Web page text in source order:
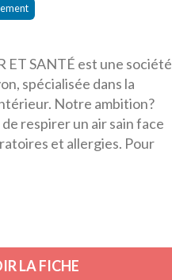
ET SANTÉ est une société
spécialisée dans la
Notre ambition?
respirer un air sain face
et allergies. Pour
LA FICHE